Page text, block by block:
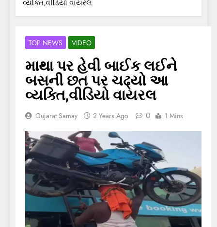
વ્યક્તિ,વીડિયો વાયરલ
TOP NEWS VIDEO
માથા પર હેવી બાઈક લઈને
બસની છત પર ચઢ્યો આ
વ્યક્તિ,વીડિયો વાયરલ
Gujarat Samay 2 Years Ago 0 1 Mins